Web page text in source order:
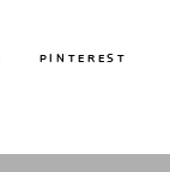
PINTEREST